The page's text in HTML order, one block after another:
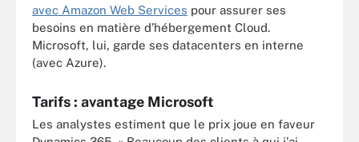
avec Amazon Web Services pour assurer ses
besoins en matière d’hébergement Cloud.
Microsoft, lui, garde ses datacenters en interne
(avec Azure).
Tarifs : avantage Microsoft
Les analystes estiment que le prix joue en faveur